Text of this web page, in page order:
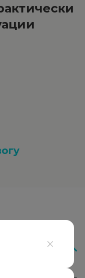
каждому клиенту,